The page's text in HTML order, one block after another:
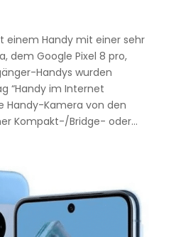
einem Handy mit einer sehr
dem Google Pixel 8 pro,
Handys wurden
“Handy im Internet
Handy-Kamera von den
Kompakt-/Bridge- oder...